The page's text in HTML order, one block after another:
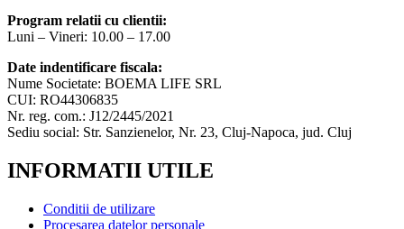
Program relatii cu clientii:
Luni – Vineri: 10.00 – 17.00
Date indentificare fiscala:
Nume Societate: BOEMA LIFE SRL
CUI: RO44306835
Nr. reg. com.: J12/2445/2021
Sediu social: Str. Sanzienelor, Nr. 23, Cluj-Napoca, jud. Cluj
INFORMATII UTILE
Conditii de utilizare
Procesarea datelor personale